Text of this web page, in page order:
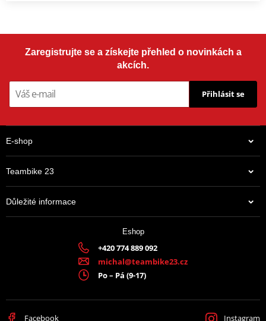
Zaregistrujte se a získejte přehled o novinkách a
akcích.
Přihlásit se
E-shop
Teambike 23
Důležité informace
Eshop
+420 774 889 092
michal@teambike23.cz
Po – Pá (9-17)
Facebook Instagram